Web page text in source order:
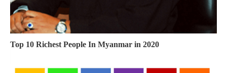
Top 10 Richest People In Myanmar in 2020